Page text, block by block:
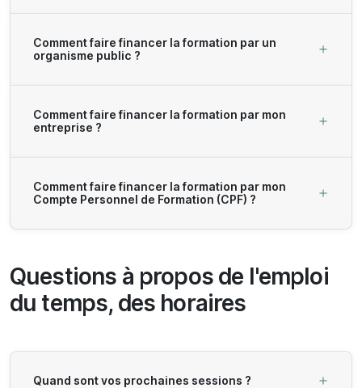
Comment faire financer la formation par un
organisme public ?
Comment faire financer la formation par mon
entreprise ?
Comment faire financer la formation par mon
Compte Personnel de Formation (CPF) ?
Questions à propos de l'emploi
du temps, des horaires
Quand sont vos prochaines sessions ?